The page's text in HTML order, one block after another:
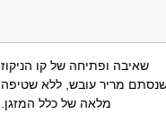
שאיבה ופתיחה של קו הניקוז
מריר עובש, ללא שטיפה
מלאה של כלל המזגן.